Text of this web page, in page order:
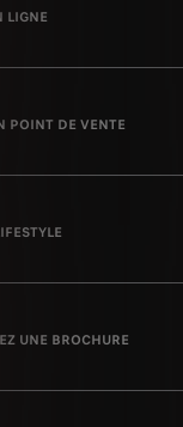
LIGNE
POINT DE VENTE
UNE BROCHURE